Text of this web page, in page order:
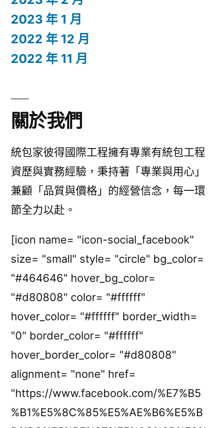
2023 年 1 月
2022 年 12 月
2022 年 11 月
關於我們
統包家彼得國際工程擁有專業有統包工程
資歷與實務經驗，秉持著「專業與用心」
兼顧「品質與價格」的經營信念，每一環
節全力以赴。
[icon name= "icon-social_facebook"
size= "small" style= "circle" bg_color=
"#464646" hover_bg_color=
"#d80808" color= "#ffffff"
hover_color= "#ffffff" border_width=
"0" border_color= "#ffffff"
hover_border_color= "#d80808"
alignment= "none" href=
"https://www.facebook.com/%E7%B5
%B1%E5%8C%85%E5%AE%B6%E5%B